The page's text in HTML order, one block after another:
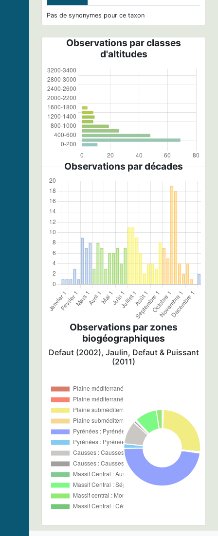
Pas de synonymes pour ce taxon
Observations par classes
d'altitudes
Observations par décades
Observations par zones
biogéographiques
Defaut (2002), Jaulin, Defaut & Puissant
(2011)